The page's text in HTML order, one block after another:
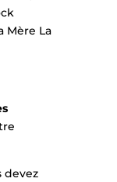
Mère La
devez